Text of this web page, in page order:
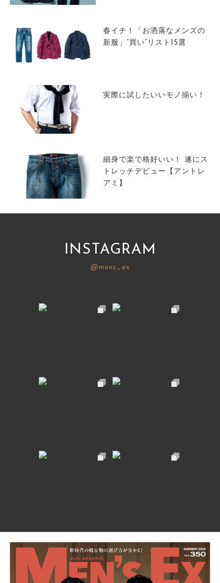
春イチ！「お洒落なメンズの
新服」”買い”リスト15選
実際に試したいいモノ揃い！
細身で楽で格好いい！ 遂にス
トレッチデビュー【アントレ
アミ】
INSTAGRAM
@mens_ex